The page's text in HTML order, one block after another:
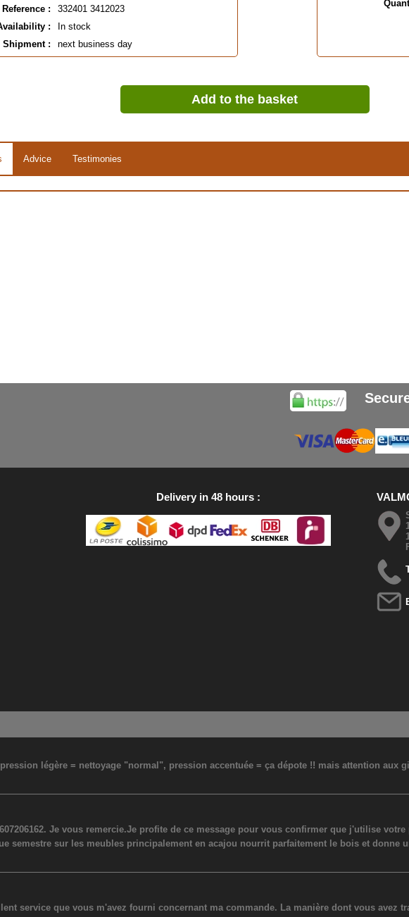
Reference :
332401 3412023
:
In stock
Shipment :
next business day
Add to the basket
Advice Testimonies
Delivery in 48 hours
légère = nettoyage "normal", pression accentuée = ça dépote !! mais attention aux
Je vous remercie.Je profite de ce message pour vous confirmer que j'utilise
semestre sur les meubles principalement en acajou nourrit parfaitement le bois et donne
service que vous m'avez fourni concernant ma commande. La manière dont vous avez